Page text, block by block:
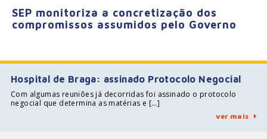
SEP monitoriza a concretização dos
compromissos assumidos pelo Governo
Hospital de Braga: assinado Protocolo Negocial
Com algumas reuniões já decorridas foi assinado o protocolo
negocial que determina as matérias e […]
ver mais